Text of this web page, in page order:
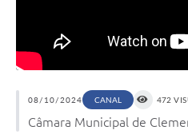
08/10/2024 CANAL 472
Câmara Municipal de